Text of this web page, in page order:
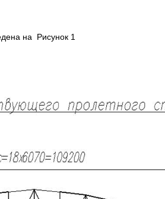
на Рисунок 1